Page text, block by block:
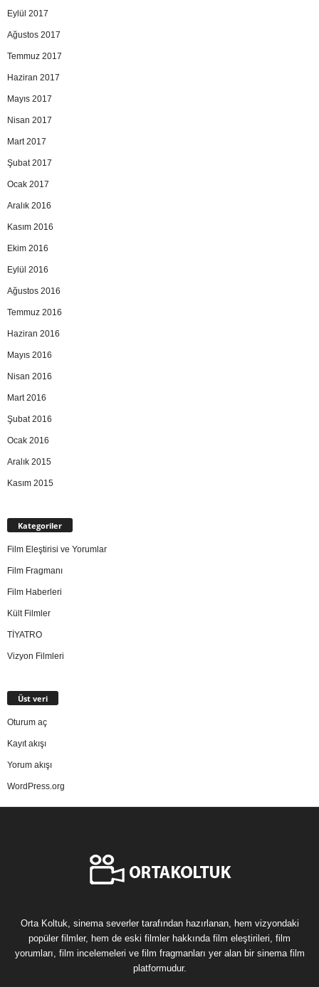
Eylül 2017
Ağustos 2017
Temmuz 2017
Haziran 2017
Mayıs 2017
Nisan 2017
Mart 2017
Şubat 2017
Ocak 2017
Aralık 2016
Kasım 2016
Ekim 2016
Eylül 2016
Ağustos 2016
Temmuz 2016
Haziran 2016
Mayıs 2016
Nisan 2016
Mart 2016
Şubat 2016
Ocak 2016
Aralık 2015
Kasım 2015
Kategoriler
Film Eleştirisi ve Yorumlar
Film Fragmanı
Film Haberleri
Kült Filmler
TİYATRO
Vizyon Filmleri
Üst veri
Oturum aç
Kayıt akışı
Yorum akışı
WordPress.org
Orta Koltuk, sinema severler tarafından hazırlanan, hem vizyondaki
popüler filmler, hem de eski filmler hakkında film eleştirileri, film
yorumları, film incelemeleri ve film fragmanları yer alan bir sinema film
platformudur.